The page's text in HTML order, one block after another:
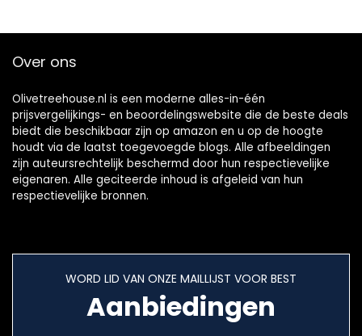
Over ons
Olivetreehouse.nl is een moderne alles-in-één
prijsvergelijkings- en beoordelingswebsite die de beste deals
biedt die beschikbaar zijn op amazon en u op de hoogte
houdt via de laatst toegevoegde blogs. Alle afbeeldingen
zijn auteursrechtelijk beschermd door hun respectievelijke
eigenaren. Alle geciteerde inhoud is afgeleid van hun
respectievelijke bronnen.
WORD LID VAN ONZE MAILLIJST VOOR BEST
Aanbiedingen